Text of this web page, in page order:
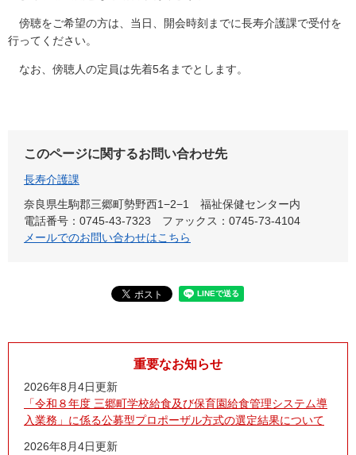
傍聴をご希望の方は、当日、開会時刻までに長寿介護課で受付を
行ってください。
なお、傍聴人の定員は先着5名までとします。
このページに関するお問い合わせ先
長寿介護課
奈良県生駒郡三郷町勢野西1−2−1 福祉保健センター内
電話番号：0745-43-7323
ファックス：0745-73-4104
メールでのお問い合わせはこちら
重要なお知らせ
2026年8月4日更新
「令和８年度 三郷町学校給食及び保育園給食管理システム導
入業務」に係る公募型プロポーザル方式の選定結果について
2026年8月4日更新